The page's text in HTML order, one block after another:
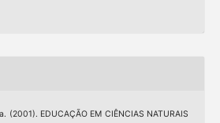
(2001). EDUCAÇÃO EM CIÊNCIAS NATURAIS